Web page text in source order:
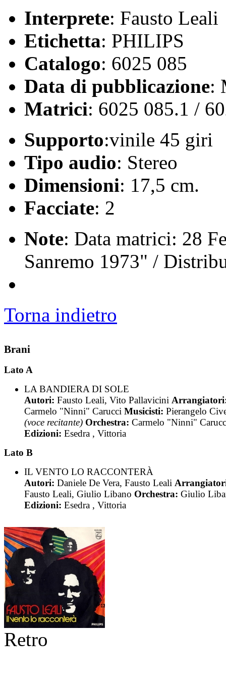
Interprete: Fausto Leali
Etichetta: PHILIPS
Catalogo: 6025 085
Data di pubblicazione:
Matrici: 6025 085.1 /
Supporto:vinile 45 giri
Tipo audio: Stereo
Dimensioni: 17,5 cm.
Facciate: 2
Note: Data matrici: 28
Sanremo 1973" /
Torna indietro
Brani
Lato A
LA BANDIERA DI SOLE
Autori: Fausto Leali, Vito Pallavicini
Carmelo "Ninni" Carucci Musicisti: Pierangelo
(voce recitante) Orchestra: Carmelo "Ninni"
Edizioni: Esedra , Vittoria
Lato B
IL VENTO LO RACCONTERÀ
Autori: Daniele De Vera, Fausto Leali
Fausto Leali, Giulio Libano Orchestra: Giulio
Edizioni: Esedra , Vittoria
Retro